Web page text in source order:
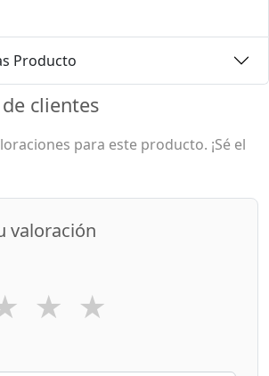
Producto
clientes
para este producto. ¡Sé el
valoración
★ ★